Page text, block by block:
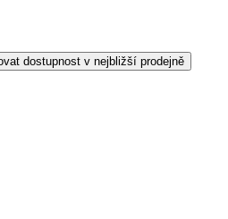
dostupnost v nejbližší prodejně